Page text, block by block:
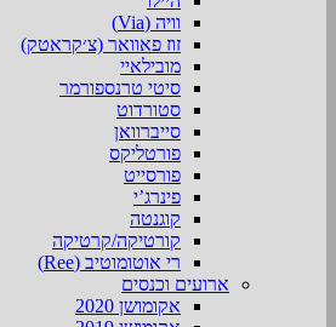
וויה (Via)
זוז פאוואר (צ׳קראטק)
מובילאיי
סיטי טרנספורמר
סטורדוט
סייברוואן
פורטליקס
פורסייט
פינרג’י
קוגנטה
קורטיקה/קרטיקה
רי אוטומוטיב (Ree)
ארועים וכנסים
אקומושן 2020